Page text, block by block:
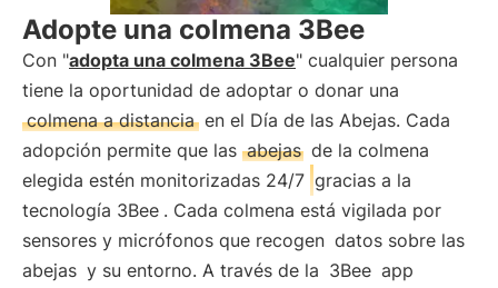
Adopte una colmena 3Bee
Con "adopta una colmena 3Bee" cualquier persona
tiene la oportunidad de adoptar o donar una
colmena a distancia en el Día de las Abejas. Cada
adopción permite que las abejas de la colmena
elegida estén monitorizadas 24/7 gracias a la
tecnología 3Bee . Cada colmena está vigilada por
sensores y micrófonos que recogen datos sobre las
abejas y su entorno. A través de la 3Bee app